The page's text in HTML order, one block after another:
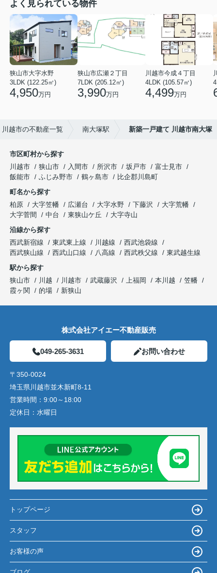
よく見られている物件
狭山市大字水野
3LDK (122.25㎡)
4,950万円
狭山市広瀬２丁目
7LDK (205.12㎡)
3,990万円
川越市今成４丁目
4LDK (105.57㎡)
4,499万円
川越市の不動産一覧 南大塚駅 新築一戸建て 川越市南大塚
市区町村から探す
川越市
狭山市 入間市 所沢市 坂戸市
富士見市
飯能市
ふじみ野市 鶴ヶ島市
比企郡川島町
町名から探す
柏原
大字笠幡 広瀬台 大字水野 下藤沢
大字荒幡
大字菅間
中台 東狭山ケ丘
大字寺山
沿線から探す
西武新宿線
東武東上線 川越線
西武池袋線
西武狭山線
西武山口線 八高線 西武秩父線
東武越生線
駅から探す
狭山市
川越 川越市 武蔵藤沢 上福岡 本川越
笠幡
霞ヶ関
的場 新狭山
株式会社アイエー不動産販売
049-265-3631 お問い合わせ
〒350-0024
埼玉県川越市並木新町8-11
営業時間： 9:00～18:00
定休日： 水曜日
トップページ
スタッフ
お客様の声